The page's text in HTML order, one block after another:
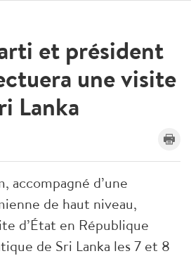
et président
une visite
Lanka
accompagné d’une
de haut niveau,
d’État en République
de Sri Lanka les 7 et 8